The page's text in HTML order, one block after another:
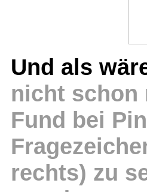
Und als
nicht schon
Fund bei
rechts) zu